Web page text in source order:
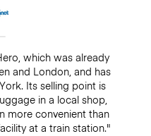
which was already
and London, and has
Its selling point is
in a local shop,
more convenient than
at a train station."